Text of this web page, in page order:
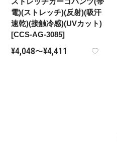
電)(ストレッチ)(反射)(吸汗
速乾)(接触冷感)(UVカット)
[CCS-AG-3085]
¥4,048〜¥4,411